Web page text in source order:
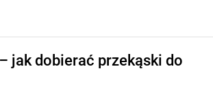
jak dobierać przekąski do